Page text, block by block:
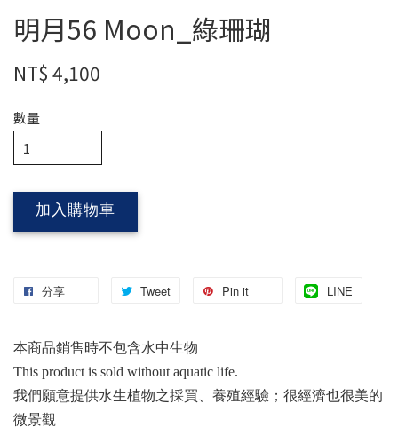
明月56 Moon_綠珊瑚
NT$ 4,100
數量
加入購物車
分享 Tweet Pin it LINE
本商品銷售時不包含水中生物
This product is sold without aquatic life.
我們願意提供水生植物之採買、養殖經驗；很經濟也很美的
微景觀